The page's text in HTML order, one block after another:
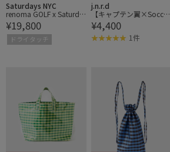
Saturdays NYC
renoma GOLF x Saturda
ys NYC Mens Short Pants
¥19,800
ドライタッチ
j.n.r.d
【キャプテン翼×Soccer
Junky】ツインシュート
シャワーサンダル
¥4,400
1件